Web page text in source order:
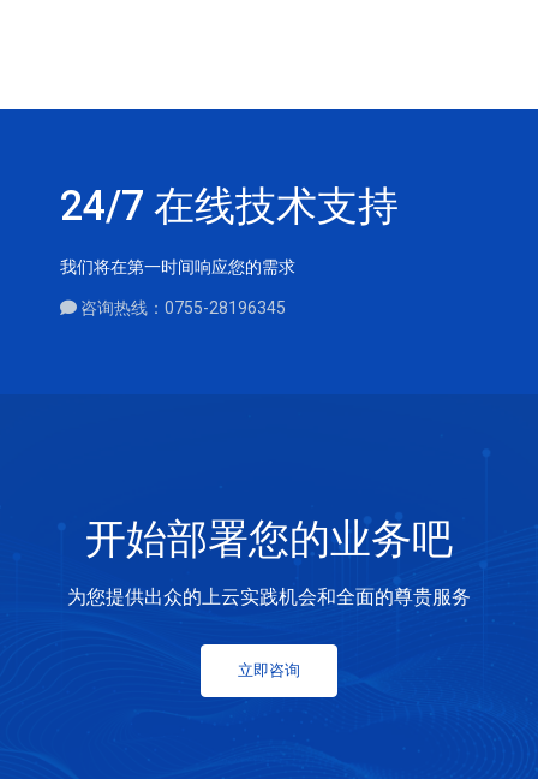
24/7 在线技术支持
我们将在第一时间响应您的需求
咨询热线：0755-28196345
开始部署您的业务吧
为您提供出众的上云实践机会和全面的尊贵服务
立即咨询